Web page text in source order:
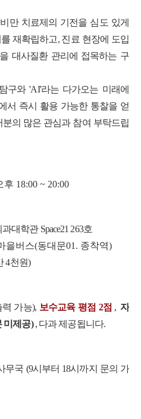
만 치료제의 기전을 심도 있게
재확립하고, 진료 현장에 도입
대사질환 관리에 접목하는 구
구와 'AI'라는 다가오는 미래에
서 즉시 활용 가능한 통찰을 얻
의 많은 관심과 참여 부탁드립
18:00 ~ 20:00
대학관 Space21 263호
을버스(동대문01. 종착역)
4천원)
가능), 보수교육 평점 2점 , 자
미제공) , 다과 제공됩니다.
무국 (9시부터 18시까지 문의 가